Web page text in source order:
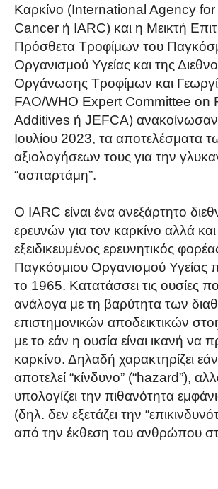
Καρκίνο (International Agency
Cancer ή IARC) και η Μεικτή
Πρόσθετα Τροφίμων του
Οργανισμού Υγείας και της
Οργάνωσης Τροφίμων και
FAO/WHO Expert Committee on
Additives ή JEFCA)
Ιουλίου 2023, τα αποτελέσματα
αξιολογήσεων τους για την
“ασπαρτάμη”.
Ο IARC είναι ένα ανεξάρτητο
ερευνών για τον καρκίνο αλλά
εξειδικευμένος ερευνητικός
Παγκόσμιου Οργανισμού Υγείας
το 1965. Κατατάσσει τις ουσίες
ανάλογα με τη βαρύτητα των
επιστημονικών αποδεικτικών
με το εάν η ουσία είναι ικανή να
καρκίνο. Δηλαδή χαρακτηρίζει
αποτελεί “κίνδυνο” (“hazard”),
υπολογίζει την πιθανότητα
(δηλ. δεν εξετάζει την
από την έκθεση του ανθρώπου